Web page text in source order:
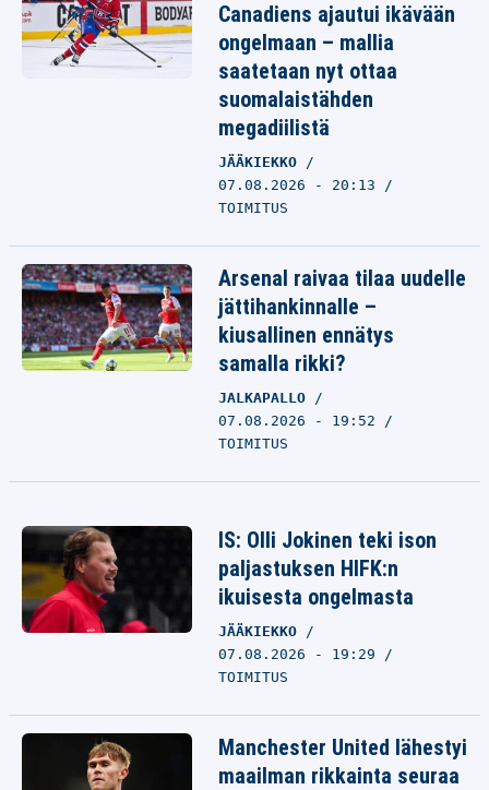
Canadiens ajautui ikävään
ongelmaan – mallia
saatetaan nyt ottaa
suomalaistähden
megadiilistä
JÄÄKIEKKO
07.08.2026 - 20:13
TOIMITUS
Arsenal raivaa tilaa uudelle
jättihankinnalle –
kiusallinen ennätys
samalla rikki?
JALKAPALLO
07.08.2026 - 19:52
TOIMITUS
IS: Olli Jokinen teki ison
paljastuksen HIFK:n
ikuisesta ongelmasta
JÄÄKIEKKO
07.08.2026 - 19:29
TOIMITUS
Manchester United lähestyi
maailman rikkainta seuraa